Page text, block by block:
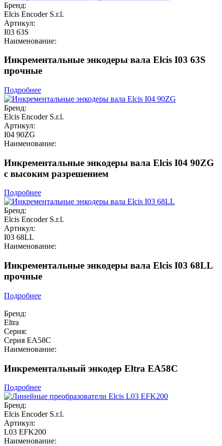
Бренд:
Elcis Encoder S.r.l.
Артикул:
I03 63S
Наименование:
Инкрементальные энкодеры вала Elcis I03 63S
прочные
Подробнее
Бренд:
Elcis Encoder S.r.l.
Артикул:
I04 90ZG
Наименование:
Инкрементальные энкодеры вала Elcis I04 90ZG
с высоким разрешением
Подробнее
Бренд:
Elcis Encoder S.r.l.
Артикул:
I03 68LL
Наименование:
Инкрементальные энкодеры вала Elcis I03 68LL
прочные
Подробнее
Бренд:
Eltra
Серия:
Серия EA58C
Наименование:
Инкрементальный энкодер Eltra EA58C
Подробнее
Бренд:
Elcis Encoder S.r.l.
Артикул:
L03 EFK200
Наименование: